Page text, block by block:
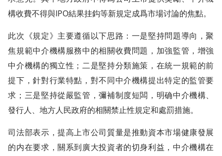
構收費不得與IPO結果挂鈎等新規定成爲市場讨論的焦點。
此次《規定》主要遵循以下思路：一是堅持問題導向，聚
焦規範中介機構服務中的相關收費問題，加強監管，增強
中介機構的獨立性；二是堅持分類施策，在統一規範的前
提下，針對行業特點，對不同中介機構提出特定的監管要
求；三是堅持從嚴監管，彌補制度短闆，明确中介機構、
發行人、地方人民政府的相關禁止性規定和處罰措施。
司法部表示，提高上市公司質量是推動資本市場健康發展
的内在要求，關系到廣大投資者的切身利益，中介機構在